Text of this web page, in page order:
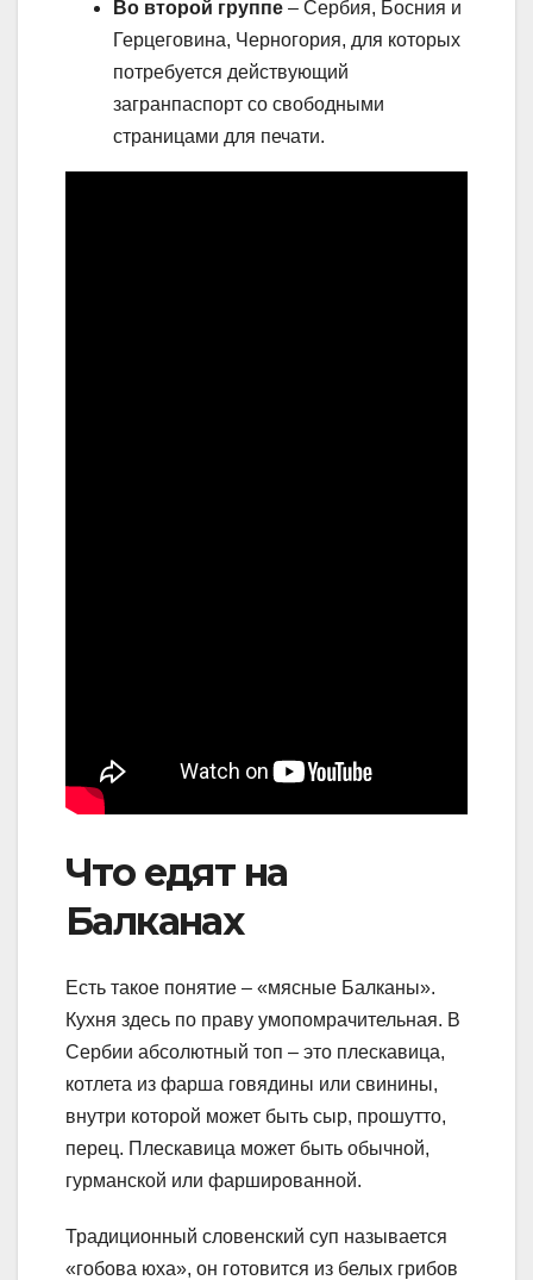
Во второй группе – Сербия, Босния и
Герцеговина, Черногория, для которых
потребуется действующий
загранпаспорт со свободными
страницами для печати.
Что едят на
Балканах
Есть такое понятие – «мясные Балканы».
Кухня здесь по праву умопомрачительная. В
Сербии абсолютный топ – это плескавица,
котлета из фарша говядины или свинины,
внутри которой может быть сыр, прошутто,
перец. Плескавица может быть обычной,
гурманской или фаршированной.
Традиционный словенский суп называется
«гобова юха», он готовится из белых грибов